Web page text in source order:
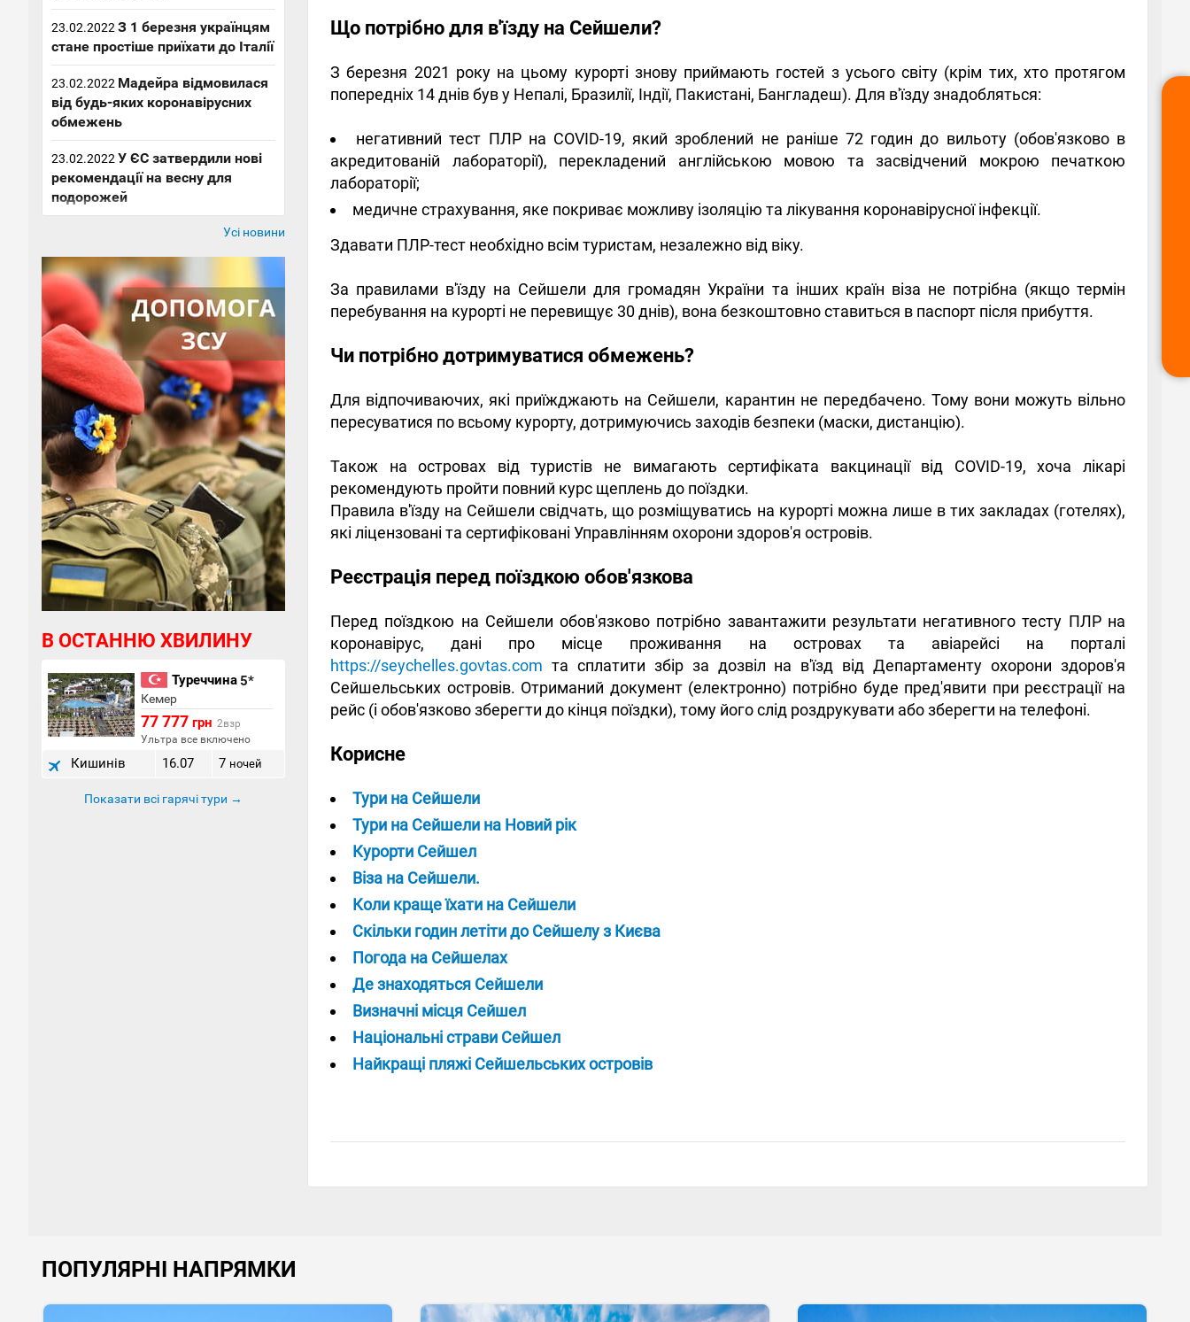
23.02.2022 З 1 березня українцям
стане простіше приїхати до Італії
23.02.2022 Мадейра відмовилася
від будь-яких коронавірусних
обмежень
23.02.2022 У ЄС затвердили нові
рекомендації на весну для
подорожей
Усі новини
В ОСТАННЮ ХВИЛИНУ
Туреччина5*
Кемер
77 777 грн 2взр
Ультра все включено
Кишинів 16.07 7 ночей
Показати всі гарячі тури →
Що потрібно для в'їзду на Сейшели?
З березня 2021 року на цьому курорті знову приймають гостей з усього світу (крім тих, хто протягом
попередніх 14 днів був у Непалі, Бразилії, Індії, Пакистані, Бангладеш). Для в'їзду знадобляться:
негативний тест ПЛР на COVID-19, який зроблений не раніше 72 годин до вильоту (обов'язково в
акредитованій лабораторії), перекладений англійською мовою та засвідчений мокрою печаткою
лабораторії;
медичне страхування, яке покриває можливу ізоляцію та лікування коронавірусної інфекції.
Здавати ПЛР-тест необхідно всім туристам, незалежно від віку.
За правилами в'їзду на Сейшели для громадян України та інших країн віза не потрібна (якщо термін
перебування на курорті не перевищує 30 днів), вона безкоштовно ставиться в паспорт після прибуття.
Чи потрібно дотримуватися обмежень?
Для відпочиваючих, які приїжджають на Сейшели, карантин не передбачено. Тому вони можуть вільно
пересуватися по всьому курорту, дотримуючись заходів безпеки (маски, дистанцію).
Також на островах від туристів не вимагають сертифіката вакцинації від COVID-19, хоча лікарі
рекомендують пройти повний курс щеплень до поїздки.
Правила в'їзду на Сейшели свідчать, що розміщуватись на курорті можна лише в тих закладах (готелях),
які ліцензовані та сертифіковані Управлінням охорони здоров'я островів.
Реєстрація перед поїздкою обов'язкова
Перед поїздкою на Сейшели обов'язково потрібно завантажити результати негативного тесту ПЛР на
коронавірус, дані про місце проживання на островах та авіарейсі на порталі
https://seychelles.govtas.com та сплатити збір за дозвіл на в'їзд від Департаменту охорони здоров'я
Сейшельських островів. Отриманий документ (електронно) потрібно буде пред'явити при реєстрації на
рейс (і обов'язково зберегти до кінця поїздки), тому його слід роздрукувати або зберегти на телефоні.
Корисне
Тури на Сейшели
Тури на Сейшели на Новий рік
Курорти Сейшел
Віза на Сейшели.
Коли краще їхати на Сейшели
Скільки годин летіти до Сейшелу з Києва
Погода на Сейшелах
Де знаходяться Сейшели
Визначні місця Сейшел
Національні страви Сейшел
Найкращі пляжі Сейшельських островів
ПОПУЛЯРНІ НАПРЯМКИ